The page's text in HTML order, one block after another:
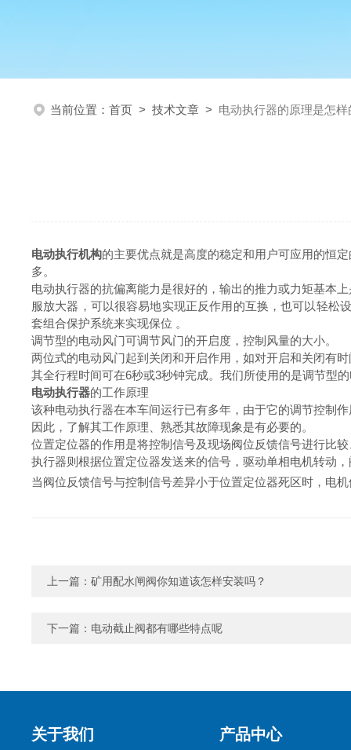
当前位置： 首页 > 技术文章 > 电动执行器的原理是怎样
电动执行机构的主要优点就是高度的稳定和用户可应用的恒
多。
电动执行器的抗偏离能力是很好的，输出的推力或力矩基本
服放大器，可以很容易地实现正反作用的互换，也可以轻松
套组合保护系统来实现保位 。
调节型的电动风门可调节风门的开启度，控制风量的大小。
两位式的电动风门起到关闭和开启作用，如对开启和关闭有
其全行程时间可在6秒或3秒钟完成。我们所使用的是调节型
电动执行器的工作原理
该种电动执行器在本车间运行已有多年，由于它的调节控制
因此，了解其工作原理、熟悉其故障现象是有必要的。
位置定位器的作用是将控制信号及现场阀位反馈信号进行比
执行器则根据位置定位器发送来的信号，驱动单相电机转动
当阀位反馈信号与控制信号差异小于位置定位器死区时，电
上一篇： 矿用配水闸阀你知道该怎样安装吗？
下一篇： 电动截止阀都有哪些特点呢
关于我们 产品中心